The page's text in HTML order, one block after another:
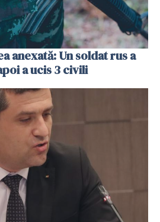
anexată: Un soldat rus a
a ucis 3 civili